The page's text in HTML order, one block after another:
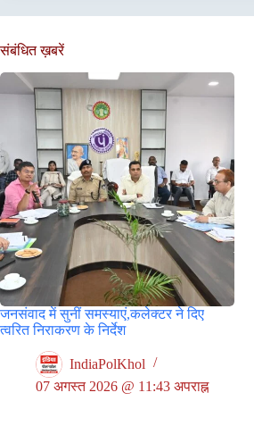
संबंधित ख़बरें
जनसंवाद में सुनीं समस्याएं,कलेक्टर ने दिए
त्वरित निराकरण के निर्देश
IndiaPolKhol
07 अगस्त 2026 @ 11:43 अपराह्न